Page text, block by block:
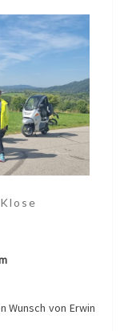
Wunsch von Erwin